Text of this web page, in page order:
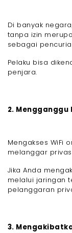
Di banyak
tanpa izin
sebagai
Pelaku bisa
penjara.
2. Mengganggu
Mengakses WiFi
melanggar
Jika Anda
melalui jaringan
pelanggaran
3.